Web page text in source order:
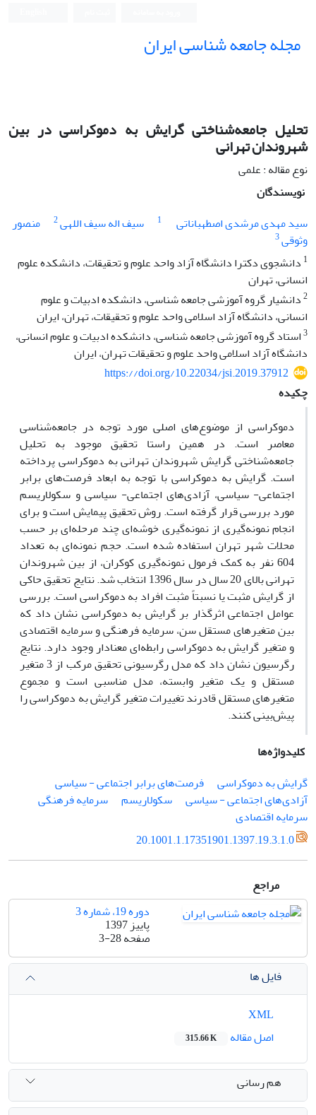
مجله جامعه شناسی ایران
تحلیل جامعه‌شناختی گرایش به دموکراسی در بین
شهروندان تهرانی
نوع مقاله : علمی
نویسندگان
سید مهدی مرشدی اصطهباناتی
1 سیف اله سیف اللهی2
منصور
وثوقی3
1 دانشجوی دکترا دانشگاه آزاد واحد علوم و تحقیقات، دانشکده علوم
انسانی، تهران
2دانشیار گروه آموزشی جامعه شناسی، دانشکده ادبیات و علوم
انسانی، دانشگاه آزاد اسلامی واحد علوم و تحقیقات، تهران، ایران
3استاد گروه آموزشی جامعه شناسی، دانشکده ادبیات و علوم انسانی،
دانشگاه آزاد اسلامی واحد علوم و تحقیقات تهران، ایران
https://doi.org/10.22034/jsi.2019.37912
چکیده
دموکراسی از موضوع‌های اصلی مورد توجه در جامعه‌شناسی
معاصر است. در همین راستا تحقیق موجود به تحلیل
جامعه‌شناختی گرایش شهروندان تهرانی به دموکراسی پرداخته
است. گرایش به دموکراسی با توجه به ابعاد فرصت‌های برابر
اجتماعی- سیاسی، آزادی‌های اجتماعی- سیاسی و سکولاریسم
مورد بررسی قرار گرفته است. روش تحقیق پیمایش است و برای
انجام نمونه‌گیری از نمونه‌گیری خوشه‌ای چند مرحله‌ای بر حسب
محلات شهر تهران استفاده شده است. حجم نمونه‌ای به تعداد
604 نفر به کمک فرمول نمونه‌گیری کوکران، از بین شهروندان
تهرانی بالای 20 سال در سال 1396 انتخاب شد. نتایج تحقیق حاکی
از گرایش مثبت یا نسبتاً مثبت افراد به دموکراسی است. بررسی
عوامل اجتماعی اثرگذار بر گرایش به دموکراسی نشان داد که
بین متغیرهای مستقل سن، سرمایه فرهنگی و سرمایه اقتصادی
و متغیر گرایش به دموکراسی رابطه‌ای معنادار وجود دارد. نتایج
رگرسیون نشان داد که مدل رگرسیونی تحقیق مرکب از 3 متغیر
مستقل و یک متغیر وابسته، مدل مناسبی است و مجموع
متغیرهای مستقل قادرند تغییرات متغیر گرایش به دموکراسی را
پیش‌بینی کنند.
کلیدواژه‌ها
گرایش به دموکراسی
فرصت‌های برابر اجتماعی - سیاسی
آزادی‌های اجتماعی - سیاسی
سکولاریسم
سرمایه فرهنگی
سرمایه اقتصادی
20.1001.1.17351901.1397.19.3.1.0
مراجع
دوره 19، شماره 3
پاییز 1397
صفحه3-28
فایل ها
اصل مقاله
315.66 K
هم رسانی